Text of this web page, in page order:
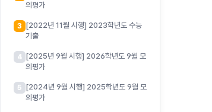
의평가
3 [2022년 11월 시행] 2023학년도 수능
기출
4 [2025년 9월 시행] 2026학년도 9월 모
의평가
5 [2024년 9월 시행] 2025학년도 9월 모
의평가